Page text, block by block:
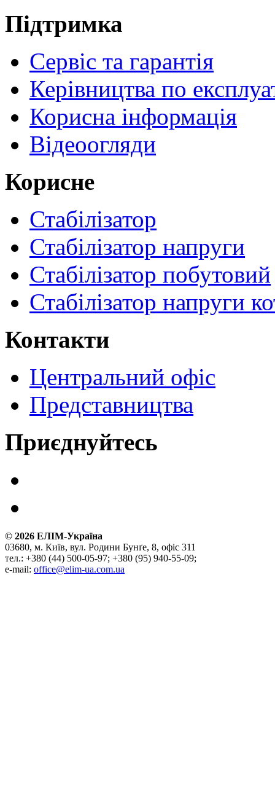
Підтримка
Сервіс та гарантія
Керівництва по
Корисна інформація
Відеоогляди
Корисне
Стабілізатор
Стабілізатор напруги
Стабілізатор побутовий
Стабілізатор напруги
Контакти
Центральний офіс
Представництва
Приєднуйтесь
© 2026 ЕЛІМ-Україна
03680, м. Київ, вул. Родини Бунґе, 8, офіс 311
тел.: +380 (44) 500-05-97; +380 (95) 940-55-09;
e-mail: office@elim-ua.com.ua